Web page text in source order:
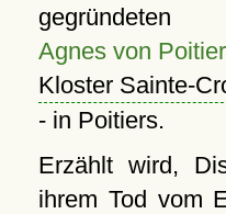
Agnes von
Kloster Sainte-
- in Poitiers.
Erzählt wird,
ihrem Tod vom